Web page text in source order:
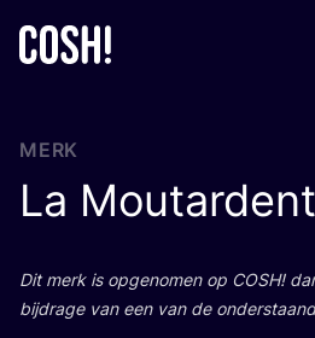
MERK
La
Dit merk is opge­no­men op COSH!
bij­dra­ge van een van de